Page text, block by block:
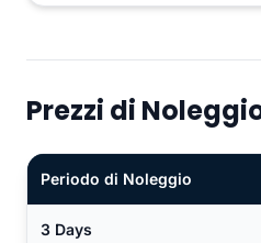
Prezzi di
Periodo di Noleggio
3 Days